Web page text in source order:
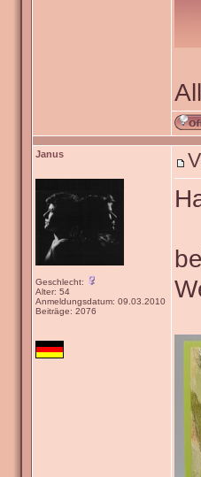
Janus
Geschlecht:
Alter: 54
Anmeldungsdatum: 09.03.2010
Beiträge: 2076